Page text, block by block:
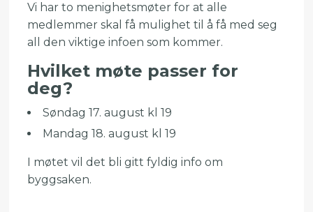
Vi har to menighetsmøter for at alle
medlemmer skal få mulighet til å få med seg
all den viktige infoen som kommer.
Hvilket møte passer for
deg?
Søndag 17. august kl 19
Mandag 18. august kl 19
I møtet vil det bli gitt fyldig info om
byggsaken.